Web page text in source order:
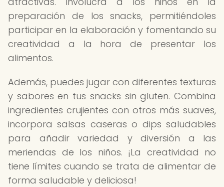
preparación de los snacks, permitiéndoles
participar en la elaboración y fomentando su
creatividad a la hora de presentar los
alimentos.
Además, puedes jugar con diferentes texturas
y sabores en tus snacks sin gluten. Combina
ingredientes crujientes con otros más suaves,
incorpora salsas caseras o dips saludables
para añadir variedad y diversión a las
meriendas de los niños. ¡La creatividad no
tiene límites cuando se trata de alimentar de
forma saludable y deliciosa!